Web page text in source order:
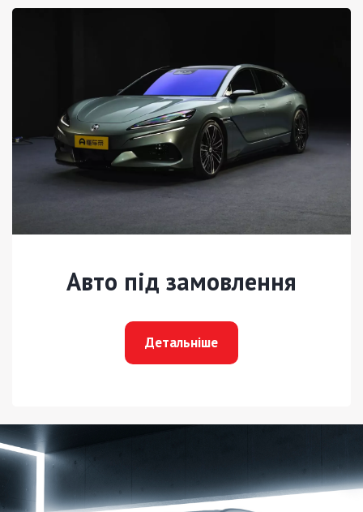
Авто під замовлення
Детальніше